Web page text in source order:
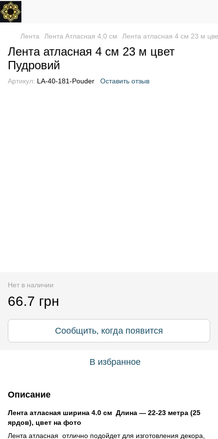
Лента Лента Атласная 4,0 см Лента атласная 4 см 23 м
Лента атласная 4 см 23 м цвет
Пудровий
Артикул: LA-40-181-Pouder Оставить отзыв
Нет в наличии
66.7 грн
Сообщить, когда появится
В избранное
Описание
Лента атласная ширина 4.0 см Длина ― 22-23 метра (25
ярдов), цвет на фото
Лента атласная отлично подойдет для изготовления декора,